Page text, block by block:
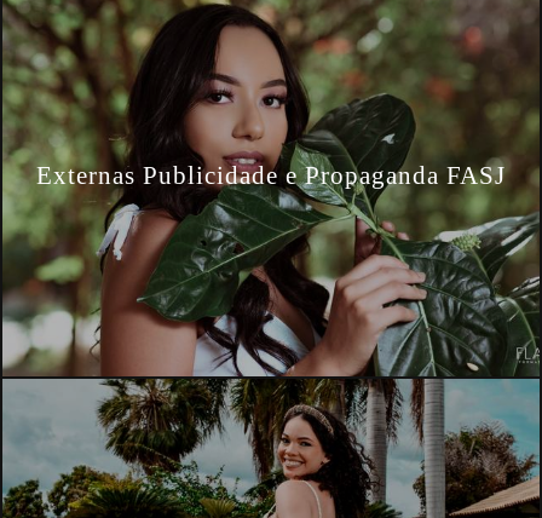
Externas Publicidade e Propaganda FASJ